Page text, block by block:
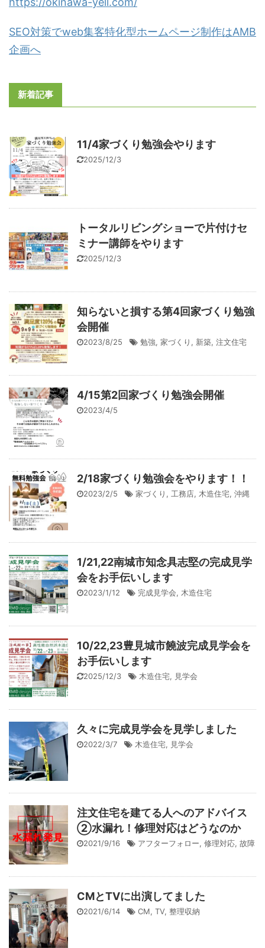
SEO対策でweb集客特化型ホームページ制作はAMB
企画へ
新着記事
11/4家づくり勉強会やります
2025/12/3
トータルリビングショーで片付けセ
ミナー講師をやります
2025/12/3
知らないと損する第4回家づくり勉強
会開催
2023/8/25 勉強, 家づくり , 新築, 注文住宅
4/15第2回家づくり勉強会開催
2023/4/5
2/18家づくり勉強会をやります！！
2023/2/5 家づくり , 工務店, 木造住宅, 沖縄
1/21,22南城市知念具志堅の完成見学
会をお手伝いします
2023/1/12 完成見学会, 木造住宅
10/22,23豊見城市饒波完成見学会を
お手伝いします
2025/12/3 木造住宅, 見学会
久々に完成見学会を見学しました
2022/3/7 木造住宅, 見学会
注文住宅を建てる人へのアドバイス
②水漏れ！修理対応はどうなのか
2021/9/16 アフターフォロー, 修理対応, 故障
CMとTVに出演してました
2021/6/14 CM, TV, 整理収納